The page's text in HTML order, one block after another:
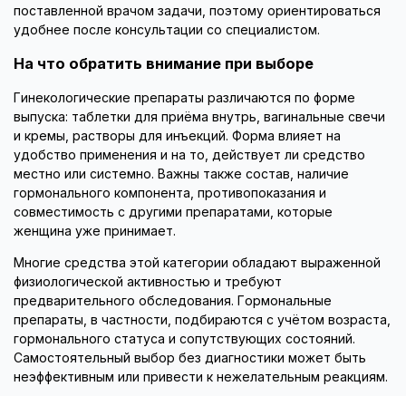
поставленной врачом задачи, поэтому ориентироваться
удобнее после консультации со специалистом.
На что обратить внимание при выборе
Гинекологические препараты различаются по форме
выпуска: таблетки для приёма внутрь, вагинальные свечи
и кремы, растворы для инъекций. Форма влияет на
удобство применения и на то, действует ли средство
местно или системно. Важны также состав, наличие
гормонального компонента, противопоказания и
совместимость с другими препаратами, которые
женщина уже принимает.
Многие средства этой категории обладают выраженной
физиологической активностью и требуют
предварительного обследования. Гормональные
препараты, в частности, подбираются с учётом возраста,
гормонального статуса и сопутствующих состояний.
Самостоятельный выбор без диагностики может быть
неэффективным или привести к нежелательным реакциям.